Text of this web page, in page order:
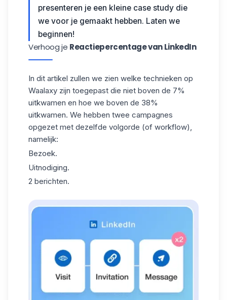
presenteren je een kleine case study die
we voor je gemaakt hebben. Laten we
beginnen!
Verhoog je Reactiepercentage van LinkedIn
In dit artikel zullen we zien welke technieken op
Waalaxy zijn toegepast die niet boven de 7%
uitkwamen en hoe we boven de 38%
uitkwamen. We hebben twee campagnes
opgezet met dezelfde volgorde (of workflow),
namelijk:
Bezoek.
Uitnodiging.
2 berichten.